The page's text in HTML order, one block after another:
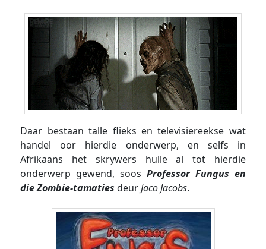
Daar bestaan talle flieks en televisiereekse wat
handel oor hierdie onderwerp, en selfs in
Afrikaans het skrywers hulle al tot hierdie
onderwerp gewend, soos Professor Fungus en
die Zombie-tamaties deurJaco Jacobs.